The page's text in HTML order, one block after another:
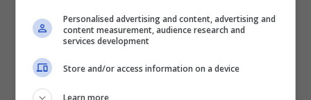
Personalised advertising and content, advertising and
content measurement, audience research and
services development
Store and/or access information on a device
Learn more